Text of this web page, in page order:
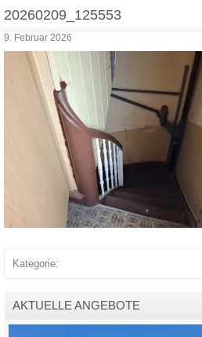
20260209_125553
9. Februar 2026
Kategorie:
AKTUELLE ANGEBOTE